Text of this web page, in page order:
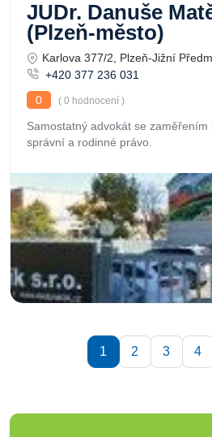
JUDr. Danuše
(Plzeň-město)
Karlova 377/2, Plzeň-Jižní
+420 377 236 031
0
( 0 hodnocení )
Samostatný advokát se zaměřením
správní a rodinné právo.
1 2 3 4